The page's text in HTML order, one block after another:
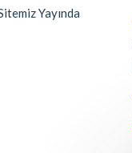
Yayında